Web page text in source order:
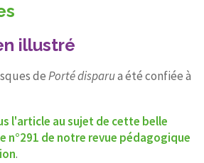
illustré
dePorté disparua été confiée à
l'article au sujet de cette belle
n°291 de notre revue pédagogique
.